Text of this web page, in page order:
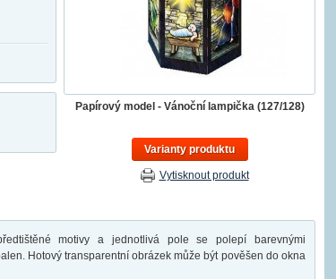
Papírový model - Vánoční lampička (127/128)
Varianty produktu
Vytisknout produkt
motivy a jednotlivá pole se polepí barevnými
Hotový transparentní obrázek může být pověšen do okna